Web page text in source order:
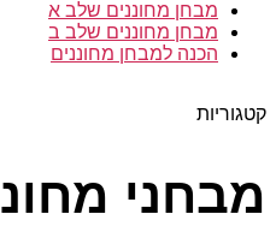
מבחן מחוננים שלב א
מבחן מחוננים שלב ב
הכנה למבחן מחוננים
קטגוריות
מבחני